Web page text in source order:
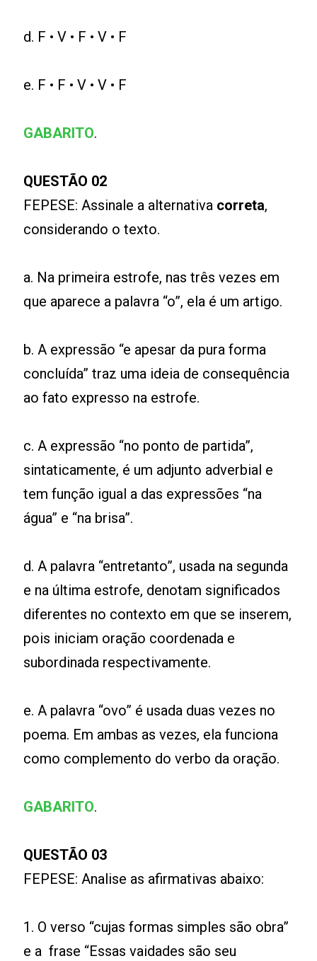
d. F • V • F • V • F
e. F • F • V • V • F
GABARITO.
QUESTÃO 02
FEPESE: Assinale a alternativa correta,
considerando o texto.
a. Na primeira estrofe, nas três vezes em
que aparece a palavra “o”, ela é um artigo.
b. A expressão “e apesar da pura forma
concluída” traz uma ideia de consequência
ao fato expresso na estrofe.
c. A expressão “no ponto de partida”,
sintaticamente, é um adjunto adverbial e
tem função igual a das expressões “na
água” e “na brisa”.
d. A palavra “entretanto”, usada na segunda
e na última estrofe, denotam significados
diferentes no contexto em que se inserem,
pois iniciam oração coordenada e
subordinada respectivamente.
e. A palavra “ovo” é usada duas vezes no
poema. Em ambas as vezes, ela funciona
como complemento do verbo da oração.
GABARITO.
QUESTÃO 03
FEPESE: Analise as afirmativas abaixo:
1. O verso “cujas formas simples são obra”
e a frase “Essas vaidades são seu